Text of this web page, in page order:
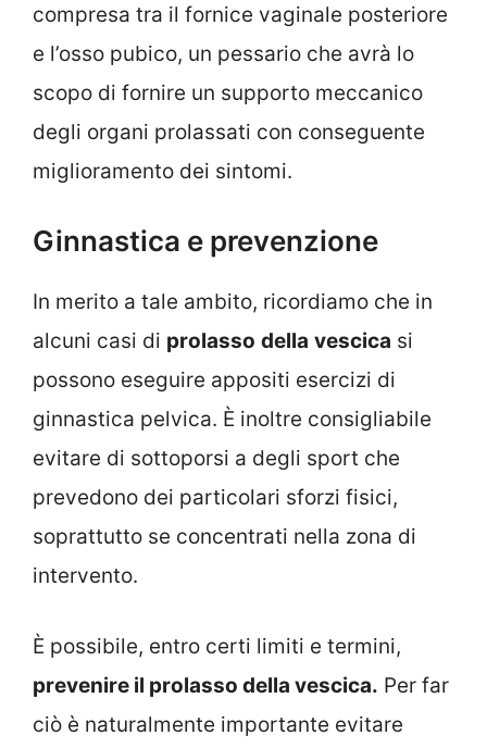
compresa tra il fornice vaginale posteriore
e l’osso pubico, un pessario che avrà lo
scopo di fornire un supporto meccanico
degli organi prolassati con conseguente
miglioramento dei sintomi.
Ginnastica e prevenzione
In merito a tale ambito, ricordiamo che in
alcuni casi di prolasso della vescica si
possono eseguire appositi esercizi di
ginnastica pelvica. È inoltre consigliabile
evitare di sottoporsi a degli sport che
prevedono dei particolari sforzi fisici,
soprattutto se concentrati nella zona di
intervento.
È possibile, entro certi limiti e termini,
prevenire il prolasso della vescica. Per far
ciò è naturalmente importante evitare